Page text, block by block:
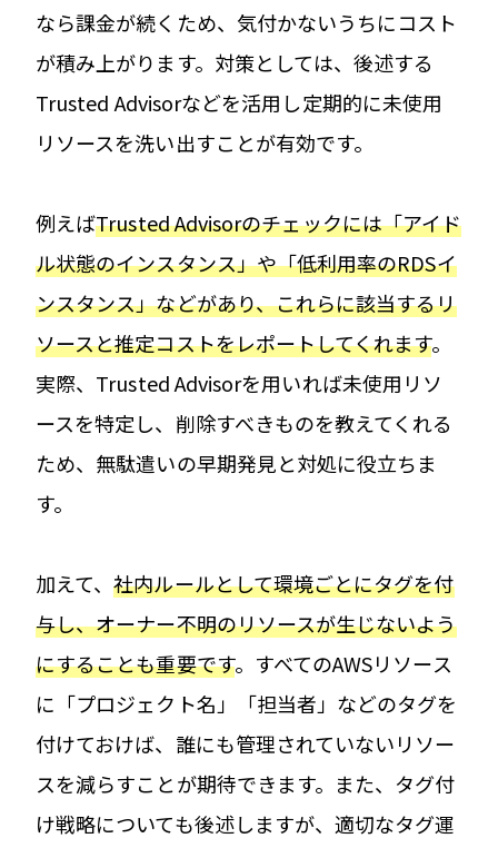
なら課金が続くため、気付かないうちにコスト
が積み上がります。対策としては、後述する
Trusted Advisorなどを活用し定期的に未使用
リソースを洗い出すことが有効です。
例えばTrusted Advisorのチェックには「アイド
ル状態のインスタンス」や「低利用率のRDSイ
ンスタンス」などがあり、これらに該当するリ
ソースと推定コストをレポートしてくれます。
実際、Trusted Advisorを用いれば未使用リソ
ースを特定し、削除すべきものを教えてくれる
ため​、無駄遣いの早期発見と対処に役立ちま
す。
加えて、社内ルールとして環境ごとにタグを付
与し、オーナー不明のリソースが生じないよう
にすることも重要です。すべてのAWSリソース
に「プロジェクト名」「担当者」などのタグを
付けておけば、誰にも管理されていないリソー
スを減らすことが期待できます。また、タグ付
け戦略についても後述しますが、適切なタグ運